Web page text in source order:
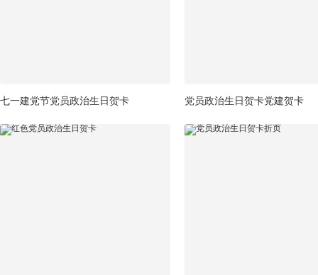
七一建党节党员政治生日贺卡 党员政治生日贺卡党建贺卡